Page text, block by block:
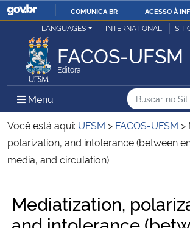
IR
O
COMUNICA BR ACESSO À
Ministério da Justiça e Segurança Pública
Ministério da Defesa
Ministério das Relações Exteriores
Ministério da Economia
Ministério da Agricultura, Pecuária e Abastecimento
LANGUAGES INTERNATIONAL
FACOS-UFSM
Editora
Menu Menu Principal do Sítio
Busca
Buscar
Busca:
Você está aqui: UFSM > FACOS-UFSM >
polarization, and intolerance (between
media, and circulation)
Mediatization,